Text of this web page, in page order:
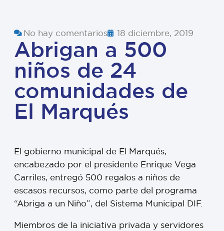
No hay comentarios 18 diciembre, 2019
Abrigan a 500
niños de 24
comunidades de
El Marqués
El gobierno municipal de El Marqués,
encabezado por el presidente Enrique Vega
Carriles, entregó 500 regalos a niños de
escasos recursos, como parte del programa
“Abriga a un Niño”, del Sistema Municipal DIF.
Miembros de la iniciativa privada y servidores